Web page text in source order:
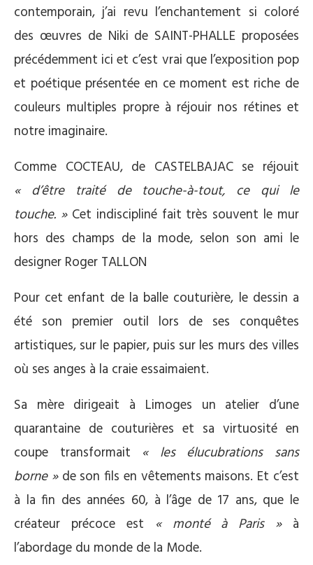
contemporain, j’ai revu l’enchantement si coloré
des œuvres de Niki de SAINT-PHALLE proposées
précédemment ici et c’est vrai que l’exposition pop
et poétique présentée en ce moment est riche de
couleurs multiples propre à réjouir nos rétines et
notre imaginaire.
Comme COCTEAU, de CASTELBAJAC se réjouit
« d’être traité de touche-à-tout, ce qui le
touche. » Cet indiscipliné fait très souvent le mur
hors des champs de la mode, selon son ami le
designer Roger TALLON
Pour cet enfant de la balle couturière, le dessin a
été son premier outil lors de ses conquêtes
artistiques, sur le papier, puis sur les murs des villes
où ses anges à la craie essaimaient.
Sa mère dirigeait à Limoges un atelier d’une
quarantaine de couturières et sa virtuosité en
coupe transformait « les élucubrations sans
borne »de son fils en vêtements maisons. Et c’est
à la fin des années 60, à l’âge de 17 ans, que le
créateur précoce est « monté à Paris »à
l’abordage du monde de la Mode.